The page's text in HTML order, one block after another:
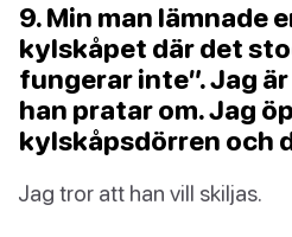
9. Min man lämnade
kylskåpet där det
fungerar inte”. Jag
han pratar om. Jag
kylskåpsdörren och
Jag tror att han vill skiljas.